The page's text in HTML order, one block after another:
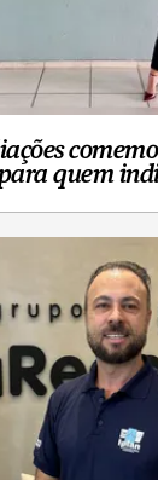
quem